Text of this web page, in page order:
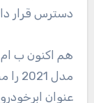
دسترس قرار
مدل
عنوان